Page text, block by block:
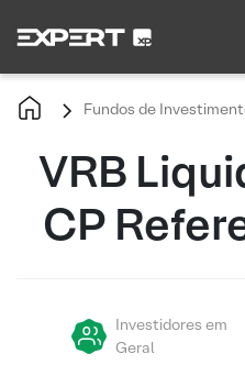
Fundos de
VRB
CP
Investidores em
Geral